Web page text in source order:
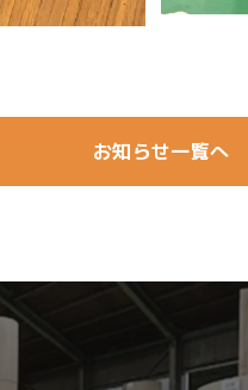
お知らせ一覧へ